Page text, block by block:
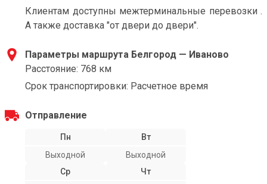
Клиентам доступны межтерминальные перевозки .
А также доставка "от двери до двери".
Параметры маршрута Белгород — Иваново
Расстояние: 768 км
Срок транспортировки: Расчетное время
Отправление
Пн
Выходной
Вт
Выходной
Ср
Чт